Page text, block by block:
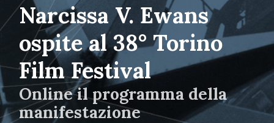
Narcissa V. Ewans
ospite al 38° Torino
Film Festival
Online il programma della
manifestazione